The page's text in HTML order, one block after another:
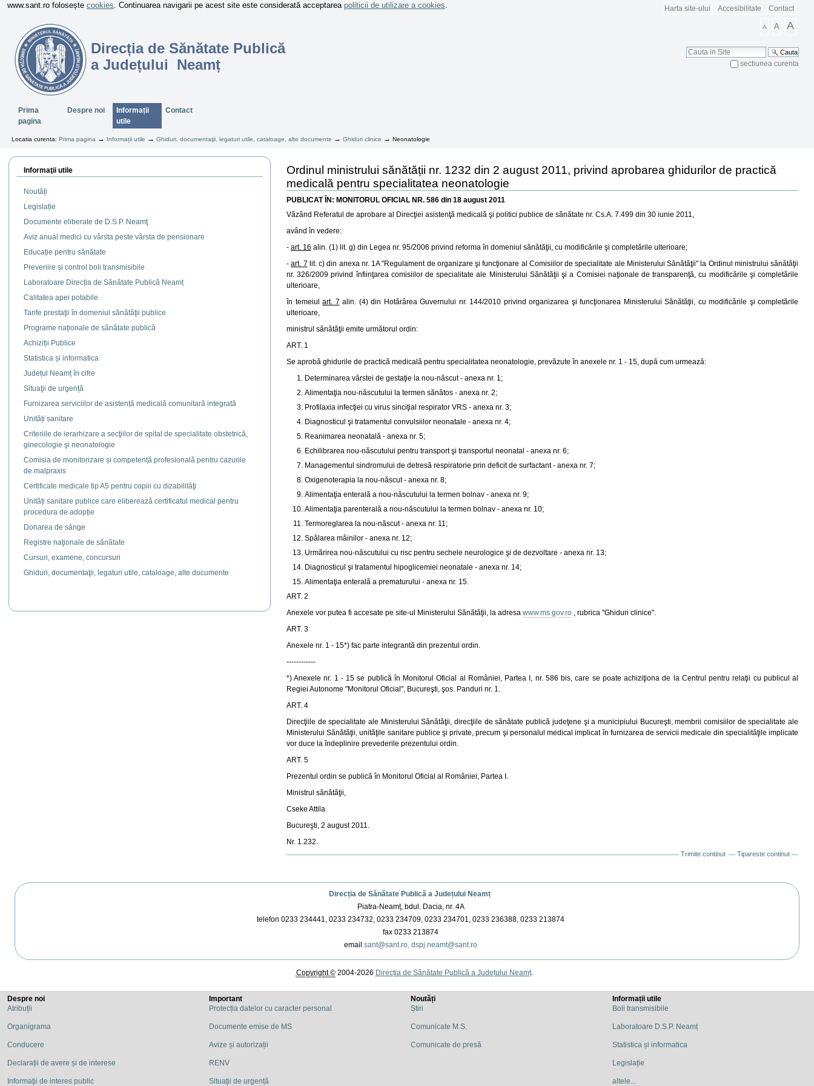
Harta site-ului Accesibilitate Contact
A A A
Cauta
sectiunea curenta
www.sant.ro folosește cookies. Continuarea navigarii pe acest site este considerată acceptarea politicii de utilizare a cookies.
Direcția de Sănătate Publică
a Județului Neamț
SectiuniPrima
pagina
Despre noi
Informații
utile
Contact
Locatia curenta: Prima pagina → Informații utile →Ghiduri, documentaţii, legaturi utile, cataloage, alte documente →Ghiduri clinice →Neonatologie
Informaţii utile
Noutăți
Legislație
Documente eliberate de D.S.P. Neamţ
Aviz anual medici cu vârsta peste vârsta de pensionare
Educație pentru sănătate
Prevenire și control boli transmisibile
Laboratoare Direcția de Sănătate Publică Neamț
Calitatea apei potabile
Tarife prestaţii în domeniul sănătăţii publice
Programe naționale de sănătate publică
Achiziții Publice
Statistica și informatica
Județul Neamț în cifre
Situaţii de urgență
Furnizarea serviciilor de asistență medicală comunitară integrată
Unități sanitare
Criteriile de ierarhizare a secţiilor de spital de specialitate obstetrică,
ginecologie şi neonatologie
Comisia de monitorizare și competență profesională pentru cazurile
de malpraxis
Certificate medicale tip A5 pentru copiii cu dizabilităţi
Unități sanitare publice care eliberează certificatul medical pentru
procedura de adopție
Donarea de sânge
Registre naţionale de sănătate
Cursuri, examene, concursuri
Ghiduri, documentaţii, legaturi utile, cataloage, alte documente
Ordinul ministrului sănătății nr. 1232 din 2 august 2011, privind aprobarea ghidurilor de practică
medicală pentru specialitatea neonatologie
PUBLICAT ÎN: MONITORUL OFICIAL NR. 586 din 18 august 2011
Văzând Referatul de aprobare al Direcţiei asistenţă medicală şi politici publice de sănătate nr. Cs.A. 7.499 din 30 iunie 2011,
având în vedere:
- art. 16 alin. (1) lit. g) din Legea nr. 95/2006 privind reforma în domeniul sănătăţii, cu modificările şi completările ulterioare;
-art. 7 lit. c) din anexa nr. 1A "Regulament de organizare şi funcţionare al Comisiilor de specialitate ale Ministerului Sănătăţii" la Ordinul ministrului sănătăţii
nr. 326/2009 privind înfiinţarea comisiilor de specialitate ale Ministerului Sănătăţii şi a Comisiei naţionale de transparenţă, cu modificările şi completările
ulterioare,
în temeiul art. 7 alin. (4) din Hotărârea Guvernului nr. 144/2010 privind organizarea şi funcţionarea Ministerului Sănătăţii, cu modificările şi completările
ulterioare,
ministrul sănătăţii emite următorul ordin:
ART. 1
Se aprobă ghidurile de practică medicală pentru specialitatea neonatologie, prevăzute în anexele nr. 1 - 15, după cum urmează:
Determinarea vârstei de gestaţie la nou-născut - anexa nr. 1;
Alimentaţia nou-născutului la termen sănătos - anexa nr. 2;
Profilaxia infecţiei cu virus sinciţial respirator VRS - anexa nr. 3;
Diagnosticul şi tratamentul convulsiilor neonatale - anexa nr. 4;
Reanimarea neonatală - anexa nr. 5;
Echilibrarea nou-născutului pentru transport şi transportul neonatal - anexa nr. 6;
Managementul sindromului de detresă respiratorie prin deficit de surfactant - anexa nr. 7;
Oxigenoterapia la nou-născut - anexa nr. 8;
Alimentaţia enterală a nou-născutului la termen bolnav - anexa nr. 9;
Alimentaţia parenterală a nou-născutului la termen bolnav - anexa nr. 10;
Termoreglarea la nou-născut - anexa nr. 11;
Spălarea mâinilor - anexa nr. 12;
Urmărirea nou-născutului cu risc pentru sechele neurologice şi de dezvoltare - anexa nr. 13;
Diagnosticul şi tratamentul hipoglicemiei neonatale - anexa nr. 14;
Alimentaţia enterală a prematurului - anexa nr. 15.
ART. 2
Anexele vor putea fi accesate pe site-ul Ministerului Sănătăţii, la adresa www.ms.gov.ro , rubrica "Ghiduri clinice".
ART. 3
Anexele nr. 1 - 15*) fac parte integrantă din prezentul ordin.
------------
*) Anexele nr. 1 - 15 se publică în Monitorul Oficial al României, Partea I, nr. 586 bis, care se poate achiziţiona de la Centrul pentru relaţii cu publicul al
Regiei Autonome "Monitorul Oficial", Bucureşti, şos. Panduri nr. 1.
ART. 4
Direcţiile de specialitate ale Ministerului Sănătăţii, direcţiile de sănătate publică judeţene şi a municipiului Bucureşti, membrii comisiilor de specialitate ale
Ministerului Sănătăţii, unităţile sanitare publice şi private, precum şi personalul medical implicat în furnizarea de servicii medicale din specialităţile implicate
vor duce la îndeplinire prevederile prezentului ordin.
ART. 5
Prezentul ordin se publică în Monitorul Oficial al României, Partea I.
Ministrul sănătăţii,
Cseke Attila
Bucureşti, 2 august 2011.
Nr. 1.232.
Trimite continut Tipareste continut
Direcția de Sănătate Publică a Județului Neamț
Piatra-Neamț, bdul. Dacia, nr. 4A
telefon 0233 234441, 0233 234732, 0233 234709, 0233 234701, 0233 236388, 0233 213874
fax 0233 213874
email sant@sant.ro, dspj.neamt@sant.ro
Copyright ©2004-2026 Direcția de Sănătate Publică a Județului Neamț.
Despre noi
Atribuții
Organigrama
Conducere
Declarații de avere și de interese
Informaţii de interes public
Important
Protecția datelor cu caracter personal
Documente emise de MS
Avize și autorizații
RENV
Situaţii de urgență
Noutăți
Știri
Comunicate M.S.
Comunicate de presă
Informații utile
Boli transmisibile
Laboratoare D.S.P. Neamț
Statistica și informatica
Legislație
altele...